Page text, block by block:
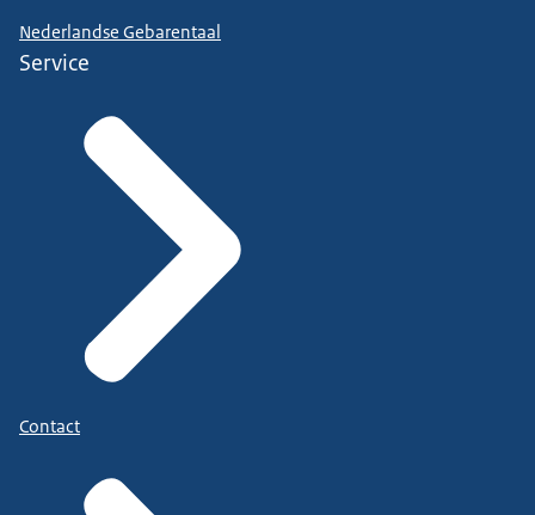
Nederlandse Gebarentaal
Service
Contact